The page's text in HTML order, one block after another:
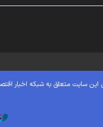
سایت متعلق به شبکه اخبار